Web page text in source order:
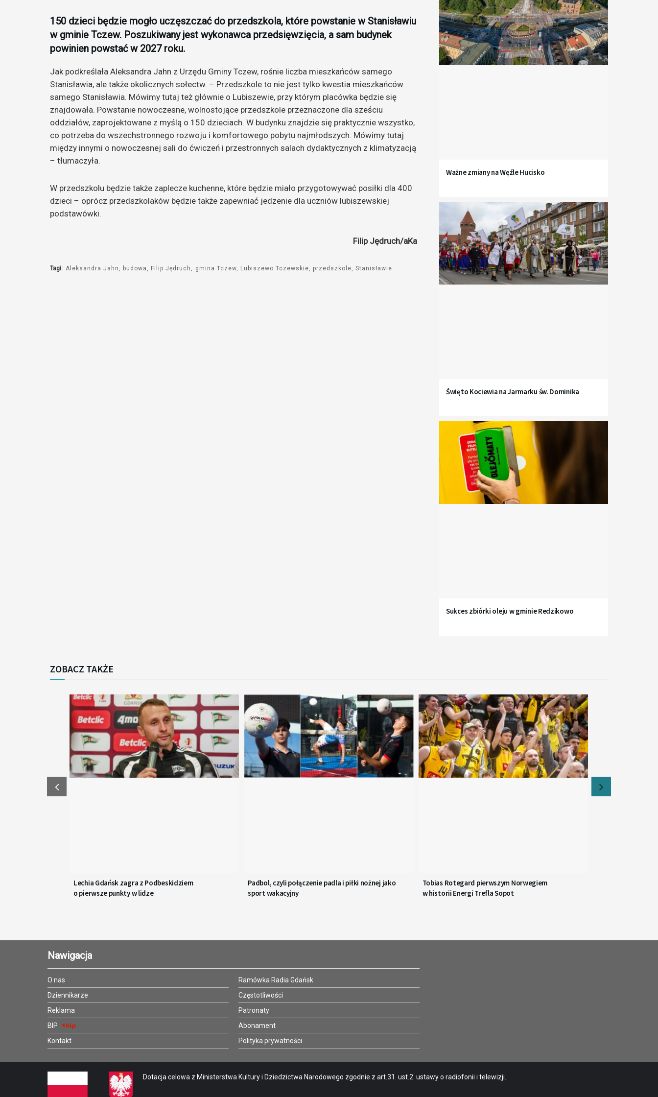
150 dzieci będzie mogło uczęszczać do przedszkola, które powstanie w Stanisławiu
w gminie Tczew. Poszukiwany jest wykonawca przedsięwzięcia, a sam budynek
powinien powstać w 2027 roku.
Jak podkreślała Aleksandra Jahn z Urzędu Gminy Tczew, rośnie liczba mieszkańców samego
Stanisławia, ale także okolicznych sołectw. – Przedszkole to nie jest tylko kwestia mieszkańców
samego Stanisławia. Mówimy tutaj też głównie o Lubiszewie, przy którym placówka będzie się
znajdowała. Powstanie nowoczesne, wolnostojące przedszkole przeznaczone dla sześciu
oddziałów, zaprojektowane z myślą o 150 dzieciach. W budynku znajdzie się praktycznie wszystko,
co potrzeba do wszechstronnego rozwoju i komfortowego pobytu najmłodszych. Mówimy tutaj
między innymi o nowoczesnej sali do ćwiczeń i przestronnych salach dydaktycznych z klimatyzacją
– tłumaczyła.
W przedszkolu będzie także zaplecze kuchenne, które będzie miało przygotowywać posiłki dla 400
dzieci – oprócz przedszkolaków będzie także zapewniać jedzenie dla uczniów lubiszewskiej
podstawówki.
Filip Jędruch/aKa
Tagi: Aleksandra Jahn budowa Filip Jędruch gmina Tczew Lubiszewo Tczewskie przedszkole Stanisławie
Ważne zmiany na Węźle Hucisko
Święto Kociewia na Jarmarku św. Dominika
Sukces zbiórki oleju w gminie Redzikowo
ZOBACZ TAKŻE
Lechia Gdańsk zagra z Podbeskidziem
o pierwsze punkty w lidze
Padbol, czyli połączenie padla i piłki nożnej jako
sport wakacyjny
Tobias Rotegard pierwszym Norwegiem
w historii Energi Trefla Sopot
Nawigacja
O nas
Dziennikarze
Reklama
BIP
Kontakt
Ramówka Radia Gdańsk
Częstotliwości
Patronaty
Abonament
Polityka prywatności
Dotacja celowa z Ministerstwa Kultury i Dziedzictwa Narodowego zgodnie z art.31. ust.2. ustawy o radiofonii i telewizji.